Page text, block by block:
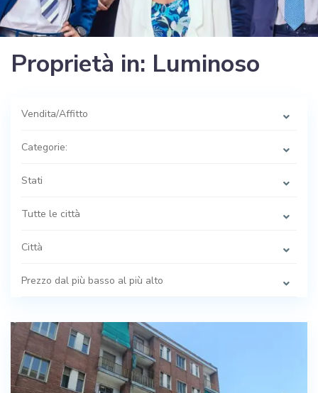
Proprietà in: Luminoso
Vendita/Affitto
Categorie:
Stati
Tutte le città
Città
Prezzo dal più basso al più alto